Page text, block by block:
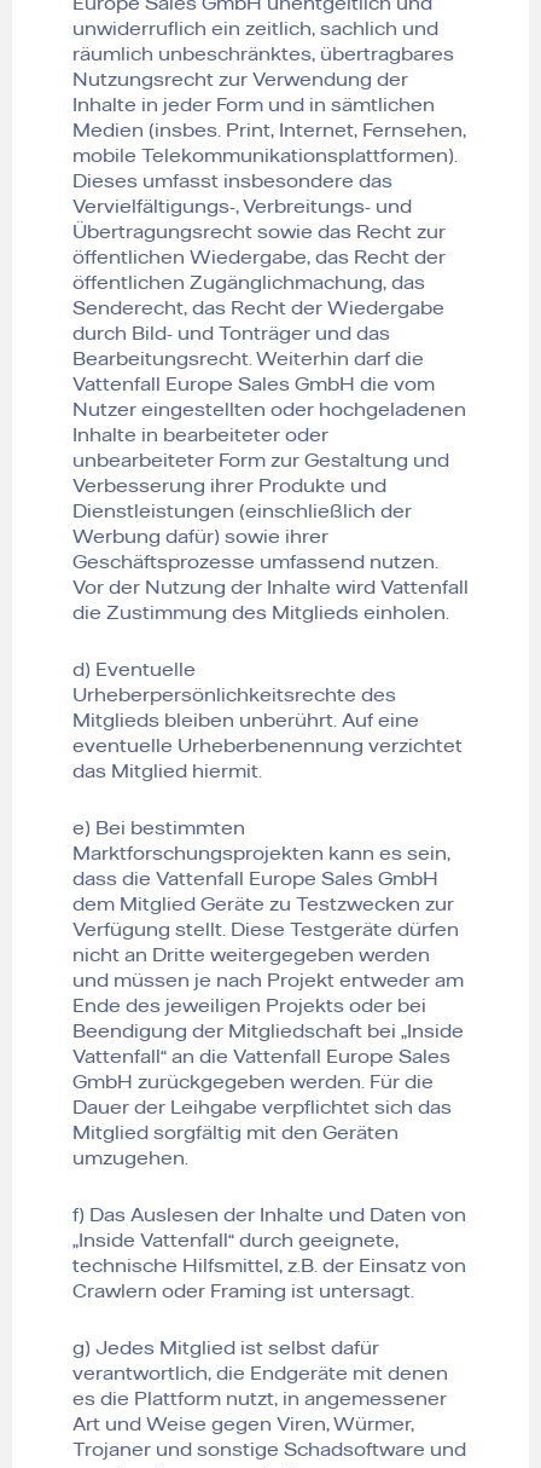
unwiderruflich ein zeitlich, sachlich und
räumlich unbeschränktes, übertragbares
Nutzungsrecht zur Verwendung der
Inhalte in jeder Form und in sämtlichen
Medien (insbes. Print, Internet, Fernsehen,
mobile Telekommunikationsplattformen).
Dieses umfasst insbesondere das
Vervielfältigungs-, Verbreitungs- und
Übertragungsrecht sowie das Recht zur
öffentlichen Wiedergabe, das Recht der
öffentlichen Zugänglichmachung, das
Senderecht, das Recht der Wiedergabe
durch Bild- und Tonträger und das
Bearbeitungsrecht. Weiterhin darf die
Vattenfall Europe Sales GmbH die vom
Nutzer eingestellten oder hochgeladenen
Inhalte in bearbeiteter oder
unbearbeiteter Form zur Gestaltung und
Verbesserung ihrer Produkte und
Dienstleistungen (einschließlich der
Werbung dafür) sowie ihrer
Geschäftsprozesse umfassend nutzen.
Vor der Nutzung der Inhalte wird Vattenfall
die Zustimmung des Mitglieds einholen.
d) Eventuelle
Urheberpersönlichkeitsrechte des
Mitglieds bleiben unberührt. Auf eine
eventuelle Urheberbenennung verzichtet
das Mitglied hiermit.
e) Bei bestimmten
Marktforschungsprojekten kann es sein,
dass die Vattenfall Europe Sales GmbH
dem Mitglied Geräte zu Testzwecken zur
Verfügung stellt. Diese Testgeräte dürfen
nicht an Dritte weitergegeben werden
und müssen je nach Projekt entweder am
Ende des jeweiligen Projekts oder bei
Beendigung der Mitgliedschaft bei „Inside
Vattenfall“ an die Vattenfall Europe Sales
GmbH zurückgegeben werden. Für die
Dauer der Leihgabe verpflichtet sich das
Mitglied sorgfältig mit den Geräten
umzugehen.
f) Das Auslesen der Inhalte und Daten von
„Inside Vattenfall“ durch geeignete,
technische Hilfsmittel, z.B. der Einsatz von
Crawlern oder Framing ist untersagt.
g) Jedes Mitglied ist selbst dafür
verantwortlich, die Endgeräte mit denen
es die Plattform nutzt, in angemessener
Art und Weise gegen Viren, Würmer,
Trojaner und sonstige Schadsoftware und